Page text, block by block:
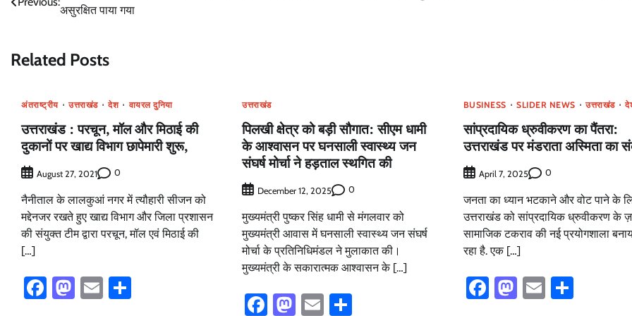
navigation
असुरक्षित पाया गया
Related Posts
अंतराष्ट्रीय उत्तराखंड देश वायरल दुनिया
उत्तराखंड : परचून, मॉल और मिठाई की
दुकानों पर खाद्य विभाग छापेमारी शुरू,
August 27, 2021 0
नैनीताल के लालकुआं नगर में त्यौहारी सीजन को
मद्देनजर रखते हुए खाद्य विभाग और जिला प्रशासन
की संयुक्त टीम द्वारा परचून, मॉल एवं मिठाई की
[…]
Facebook
Mastodon
Email
उत्तराखंड
पिलखी क्षेत्र को बड़ी सौगात: सीएम धामी
के आश्वासन पर घनसाली स्वास्थ्य जन
संघर्ष मोर्चा ने हड़ताल स्थगित की
December 12, 2025 0
मुख्यमंत्री पुष्कर सिंह धामी से मंगलवार को
मुख्यमंत्री आवास में घनसाली स्वास्थ्य जन संघर्ष
मोर्चा के प्रतिनिधिमंडल ने मुलाकात की।
मुख्यमंत्री के सकारात्मक आश्वासन के […]
Facebook
Mastodon
Email
BUSINESS SLIDER NEWS उत्तराखंड
सांप्रदायिक ध्रुवीकरण का पैंतरा:
उत्तराखंड पर मंडराता अस्मिता का
April 7, 2025 0
जनता का ध्यान भटकाने और वोट पाने के
उत्तराखंड को सांप्रदायिक ध्रुवीकरण के
सामाजिक टकराव की नई प्रयोगशाला
रहा है. एक […]
Facebook
Mastodon
EmailShare